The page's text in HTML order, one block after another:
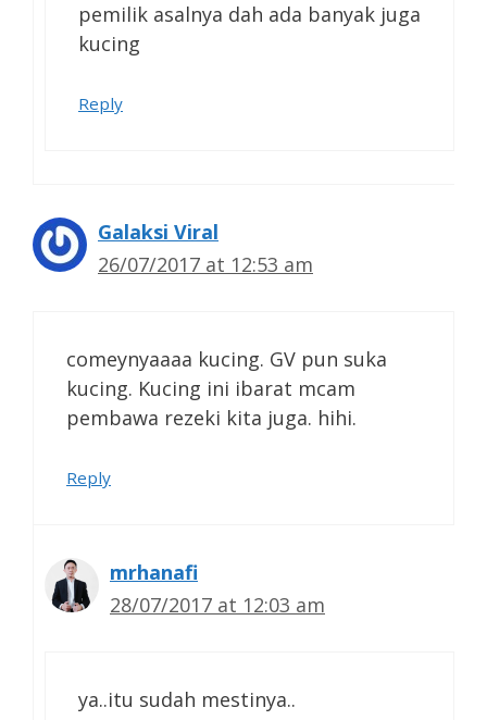
pemilik asalnya dah ada banyak juga
kucing
Reply
Galaksi Viral
26/07/2017 at 12:53 am
comeynyaaaa kucing. GV pun suka
kucing. Kucing ini ibarat mcam
pembawa rezeki kita juga. hihi.
Reply
mrhanafi
28/07/2017 at 12:03 am
ya..itu sudah mestinya..